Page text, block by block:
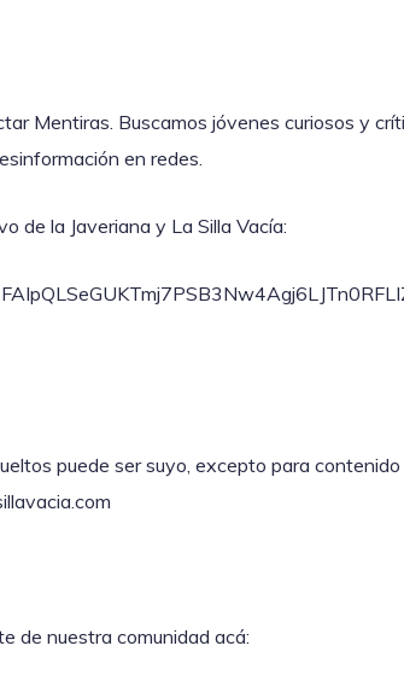
Mentiras. Buscamos jóvenes curiosos y
en redes.
de la Javeriana y La Silla Vacía:
puede ser suyo, excepto para
de nuestra comunidad acá: